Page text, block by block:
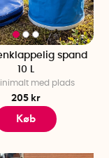
spand
10 L
med plads
205 kr
Køb